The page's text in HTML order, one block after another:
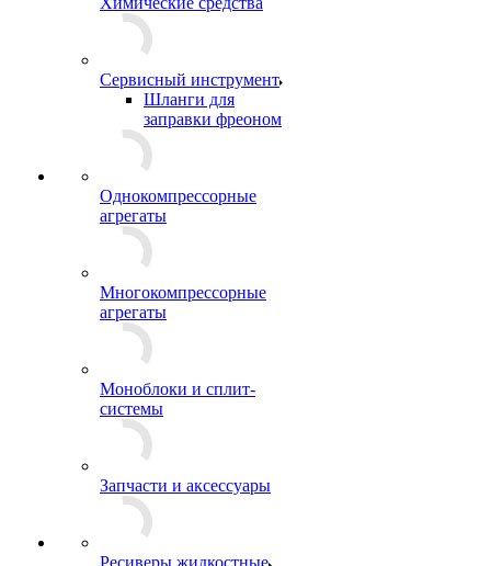
Сервисный инструмент
Шланги для
заправки фреоном
Однокомпрессорные
агрегаты
Многокомпрессорные
агрегаты
Моноблоки и сплит-
системы
Запчасти и аксессуары
Ресиверы жидкостные